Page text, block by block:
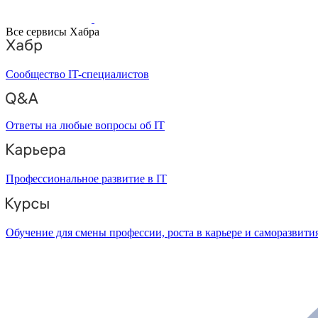
Все сервисы Хабра
Сообщество IT-специалистов
Ответы на любые вопросы об IT
Профессиональное развитие в IT
Обучение для смены профессии, роста в карьере и